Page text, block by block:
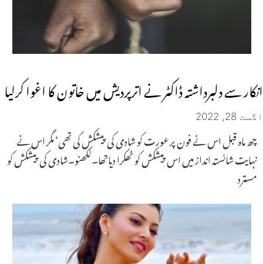
انکار سے دلبرداشتہ ڈاکٹر نے اترپردیش میں خاتون کا اغوا کرلیا
اگست 28, 2022
چھ ماہ قبل اس نے فون پر عورت کو شادی کی پیشکش کی تھی‘ مگر اس نے
نہایت شائستہ انداز میں اس پیشکش کو ٹھکرا دیاتھا۔لکھنو۔شادی کی پیشکش کو
مسترد